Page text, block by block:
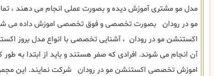
مدل مو مشتری آموزش دیده و بصورت عملی انجام می دهند ،
مو در رودان بصورت تخصصی و فوق تخصصی اموزش داده می
اکستنشن مو در رودان ، آشنایی تخصصی با انواع مدل بروز
آن انجام می شوند. افرادی که صفر هستند و باید از ابتدا به
اموزش تخصصی اکستنشن مو در رودان شرکت نمایند. این